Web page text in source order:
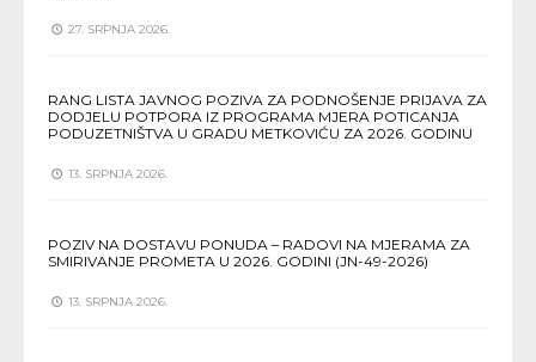
27. SRPNJA 2026.
RANG LISTA JAVNOG POZIVA ZA PODNOŠENJE PRIJAVA ZA
DODJELU POTPORA IZ PROGRAMA MJERA POTICANJA
PODUZETNIŠTVA U GRADU METKOVIĆU ZA 2026. GODINU
13. SRPNJA 2026.
POZIV NA DOSTAVU PONUDA – RADOVI NA MJERAMA ZA
SMIRIVANJE PROMETA U 2026. GODINI (JN-49-2026)
13. SRPNJA 2026.